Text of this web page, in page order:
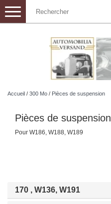
Toggle
navigation
Accueil / 300 Mo / Pièces de suspension
Pièces de suspension
Pour W186, W188, W189
170 , W136, W191